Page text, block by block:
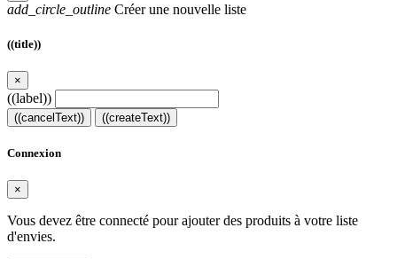
add_circle_outline Créer une nouvelle liste
((title))
×
((label))
((cancelText)) ((createText))
Connexion
×
Vous devez être connecté pour ajouter des produits à votre liste
d'envies.